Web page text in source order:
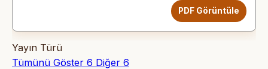
PDF Görüntüle
Yayın Türü
Tümünü Göster 6 Diğer 6